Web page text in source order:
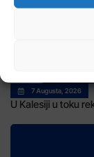
7 Augusta, 2026
U Kalesiji u toku